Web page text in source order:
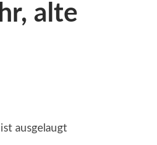
alte
ausgelaugt